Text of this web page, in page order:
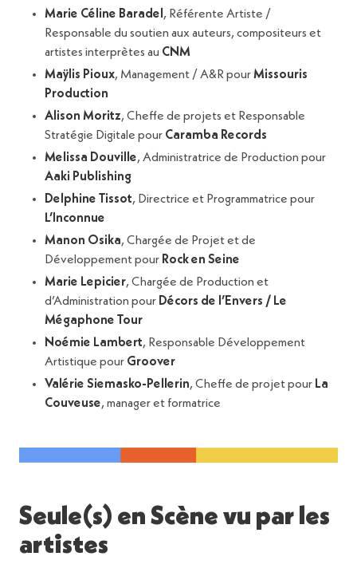
Marie Céline Baradel , Référente Artiste /
Responsable du soutien aux auteurs, compositeurs et
artistes interprètes au CNM
Maÿlis Pioux, Management / A&R pourMissouris
Production
Alison Moritz, Cheffe de projets et Responsable
Stratégie Digitale pour Caramba Records
Melissa Douville, Administratrice de Production pour
Aaki Publishing
Delphine Tissot, Directrice et Programmatrice pour
L’Inconnue
Manon Osika, Chargée de Projet et de
Développement pour Rock en Seine
Marie Lepicier, Chargée de Production et
d’Administration pour Décors de l’Envers / Le
Mégaphone Tour
Noémie Lambert, Responsable Développement
Artistique pour Groover
Valérie Siemasko-Pellerin, Cheffe de projet pour La
Couveuse, manager et formatrice
Seule(s) en Scène vu par les
artistes